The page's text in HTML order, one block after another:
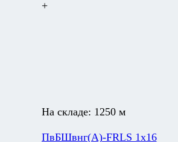
+
На складе: 1250 м
ПвБШвнг(А)-FRLS 1х16